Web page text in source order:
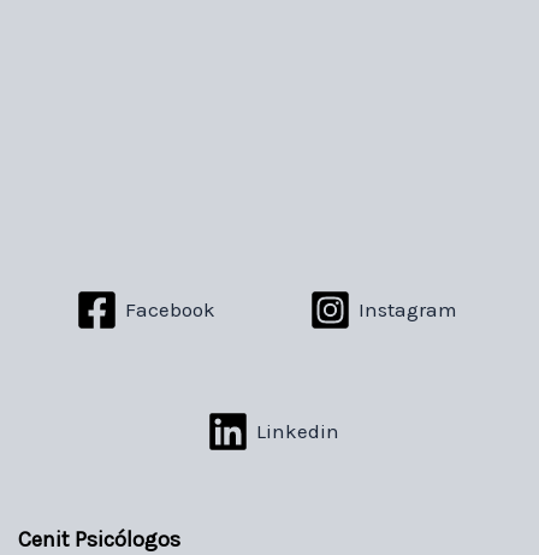
Facebook Instagram
Linkedin
Cenit Psicólogos